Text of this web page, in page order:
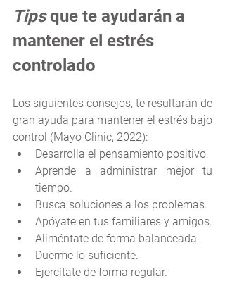
Tips que te ayudarán a
mantener el estrés
controlado
Los siguientes consejos, te resultarán de
gran ayuda para mantener el estrés bajo
control (Mayo Clinic, 2022):
Desarrolla el pensamiento positivo.
Aprende a administrar mejor tu
tiempo.
Busca soluciones a los problemas.
Apóyate en tus familiares y amigos.
Aliméntate de forma balanceada.
Duerme lo suficiente.
Ejercítate de forma regular.